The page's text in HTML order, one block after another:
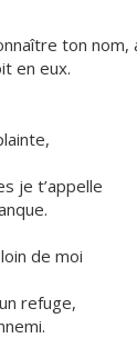
ton nom,
en eux.
je t’appelle
de moi
refuge,